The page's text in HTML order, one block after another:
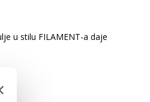
u stilu FILAMENT-a daje